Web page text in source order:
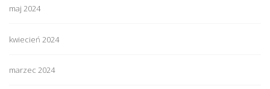
maj 2024
kwiecień 2024
marzec 2024